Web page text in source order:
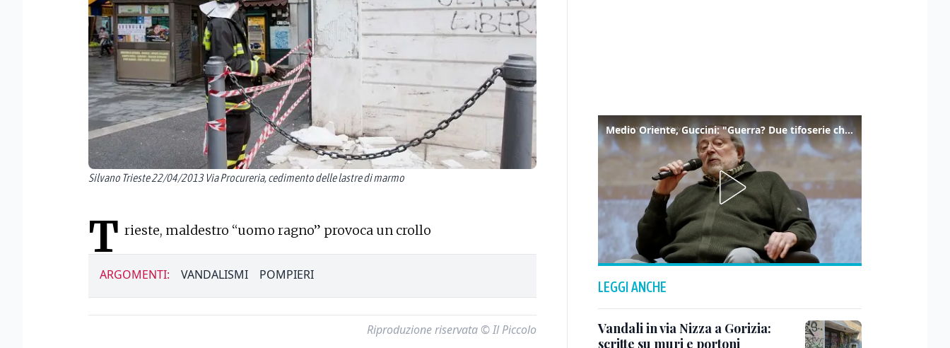
Silvano Trieste 22/04/2013 Via Procureria, cedimento delle lastre di marmo
T rieste, maldestro “uomo ragno” provoca un crollo
ARGOMENTI: VANDALISMI POMPIERI
Riproduzione riservata © Il Piccolo
Medio Oriente, Guccini: "Guerra? Due tifoserie che si urlano contro e dimenticano vittime"
LEGGI ANCHE
Vandali in via Nizza a Gorizia:
scritte su muri e portoni